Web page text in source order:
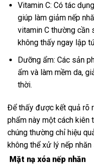
Vitamin C: Có tác
giúp làm giảm nếp
vitamin C thường cần
không thấy ngay lập
Dưỡng ẩm: Các sản
ẩm và làm mềm da,
thời.
Để thấy được kết quả rõ
phẩm này một cách kiên
chúng thường chỉ hiệu
không thể xử lý nếp nhăn
Mặt nạ xóa nếp nhăn